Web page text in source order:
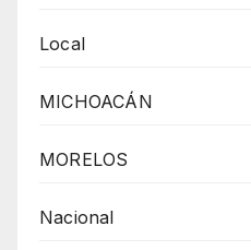
Local
MICHOACÁN
MORELOS
Nacional